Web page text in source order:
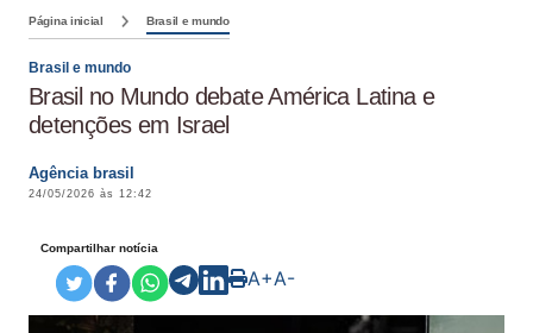
Página inicial Brasil e mundo
Brasil e mundo
Brasil no Mundo debate América Latina e
detenções em Israel
Agência brasil
24/05/2026 às 12:42
Compartilhar notícia
A+A-